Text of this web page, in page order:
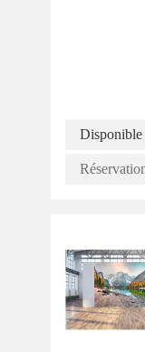
Disponible